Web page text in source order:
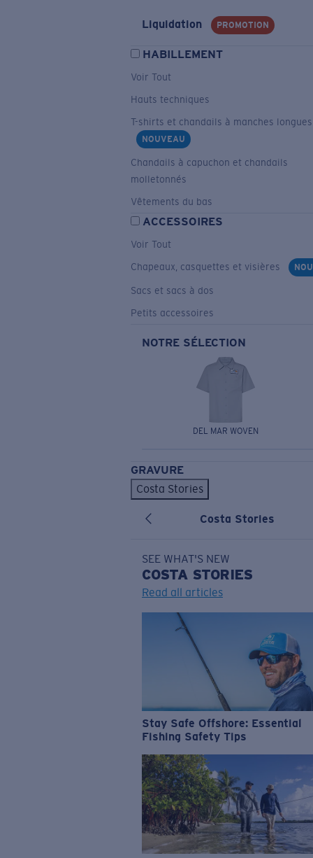
Liquidation PROMOTION
HABILLEMENT
Voir Tout
Hauts techniques
T-shirts et chandails à manches longues
NOUVEAU
Chandails à capuchon et chandails
molletonnés
Vêtements du bas
ACCESSOIRES
Voir Tout
Chapeaux, casquettes et visières
Sacs et sacs à dos
Petits accessoires
NOTRE SÉLECTION
DEL MAR WOVEN
GRAVURE
Costa Stories
Costa Stories
SEE WHAT'S NEW
COSTA STORIES
Read all articles
Stay Safe Offshore: Essential
Fishing Safety Tips